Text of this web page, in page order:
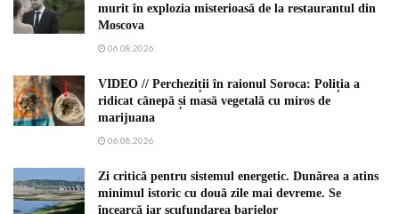
murit în explozia misterioasă de la restaurantul din
Moscova
06.08.2026
VIDEO // Percheziții în raionul Soroca: Poliția a
ridicat cânepă și masă vegetală cu miros de
marijuana
06.08.2026
Zi critică pentru sistemul energetic. Dunărea a atins
minimul istoric cu două zile mai devreme. Se
încearcă iar scufundarea barjelor